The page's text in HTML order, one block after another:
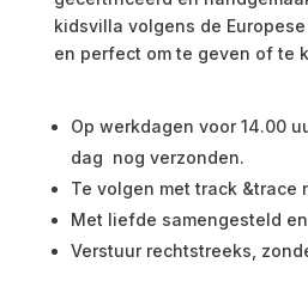
kidsvilla volgens de
en perfect om te geven of te
Op werkdagen voor 14.00
dag nog verzonden.
Te volgen met track &trace
Met liefde samengesteld
Verstuur rechtstreeks,